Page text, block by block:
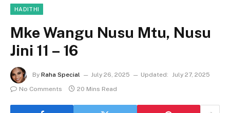
HADITHI
Mke Wangu Nusu Mtu, Nusu
Jini 11 – 16
By Raha Special July 26, 2025 Updated: July 27, 2025
No Comments
20 Mins Read